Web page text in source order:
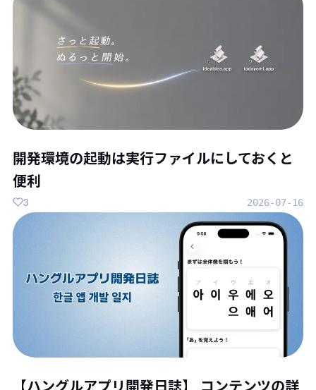
開発環境の起動は実行ファイルにしておくと
便利
2026-07-16
3
【ハングルアプリ開発日誌】 コンテンツの詳